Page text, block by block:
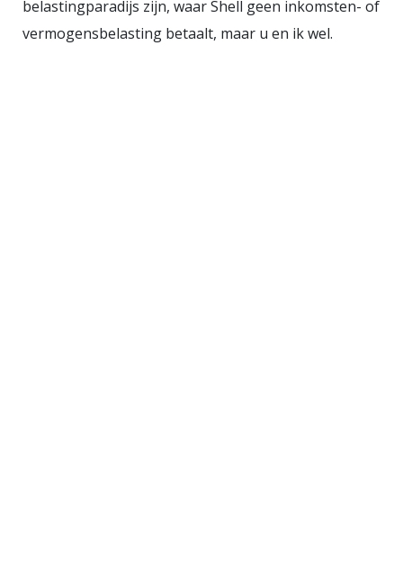
belastingparadijs zijn, waar Shell geen inkomsten- of
vermogensbelasting betaalt, maar u en ik wel.